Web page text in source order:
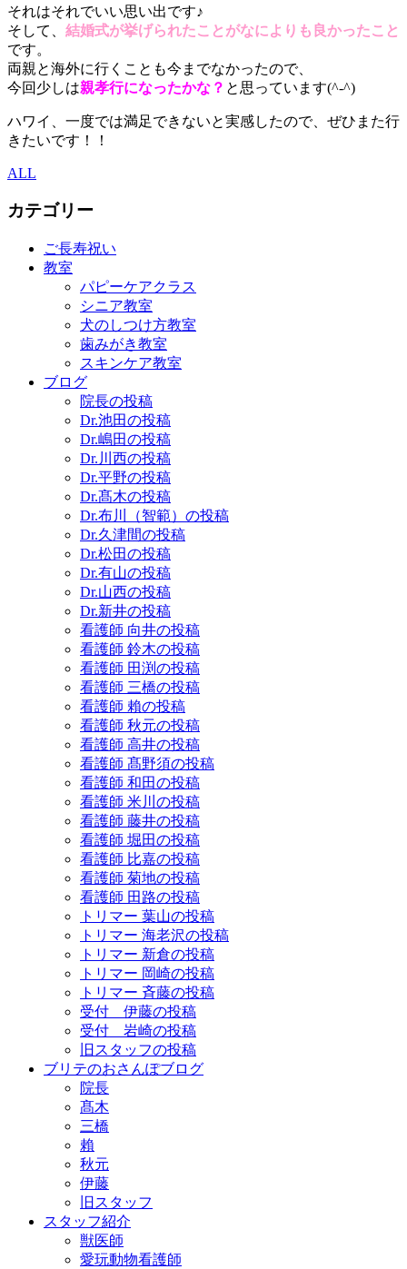
それはそれでいい思い出です♪
そして、 結婚式が挙げられたことがなによりも良かったこと
です。
両親と海外に行くことも今までなかったので、
今回少しは親孝行になったかな？ と思っています(^-^)
ハワイ、一度では満足できないと実感したので、ぜひまた行
きたいです！！
ALL
カテゴリー
ご長寿祝い
教室
パピーケアクラス
シニア教室
犬のしつけ方教室
歯みがき教室
スキンケア教室
ブログ
院長の投稿
Dr.池田の投稿
Dr.嶋田の投稿
Dr.川西の投稿
Dr.平野の投稿
Dr.髙木の投稿
Dr.布川（智範）の投稿
Dr.久津間の投稿
Dr.松田の投稿
Dr.有山の投稿
Dr.山西の投稿
Dr.新井の投稿
看護師 向井の投稿
看護師 鈴木の投稿
看護師 田渕の投稿
看護師 三橋の投稿
看護師 賴の投稿
看護師 秋元の投稿
看護師 高井の投稿
看護師 髙野須の投稿
看護師 和田の投稿
看護師 米川の投稿
看護師 藤井の投稿
看護師 堀田の投稿
看護師 比嘉の投稿
看護師 菊地の投稿
看護師 田路の投稿
トリマー 葉山の投稿
トリマー 海老沢の投稿
トリマー 新倉の投稿
トリマー 岡崎の投稿
トリマー 斉藤の投稿
受付 伊藤の投稿
受付 岩崎の投稿
旧スタッフの投稿
ブリテのおさんぽブログ
院長
髙木
三橋
賴
秋元
伊藤
旧スタッフ
スタッフ紹介
獣医師
愛玩動物看護師